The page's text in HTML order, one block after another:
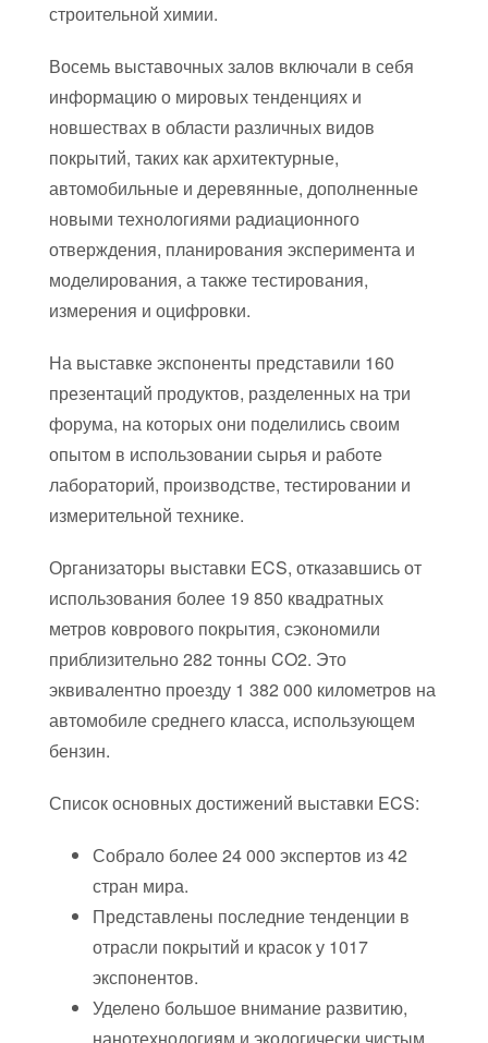
строительной химии.
Восемь выставочных залов включали в себя
информацию о мировых тенденциях и
новшествах в области различных видов
покрытий, таких как архитектурные,
автомобильные и деревянные, дополненные
новыми технологиями радиационного
отверждения, планирования эксперимента и
моделирования, а также тестирования,
измерения и оцифровки.
На выставке экспоненты представили 160
презентаций продуктов, разделенных на три
форума, на которых они поделились своим
опытом в использовании сырья и работе
лабораторий, производстве, тестировании и
измерительной технике.
Организаторы выставки ECS, отказавшись от
использования более 19 850 квадратных
метров коврового покрытия, сэкономили
приблизительно 282 тонны CO2. Это
эквивалентно проезду 1 382 000 километров на
автомобиле среднего класса, использующем
бензин.
Список основных достижений выставки ECS:
Собрало более 24 000 экспертов из 42
стран мира.
Представлены последние тенденции в
отрасли покрытий и красок у 1017
экспонентов.
Уделено большое внимание развитию,